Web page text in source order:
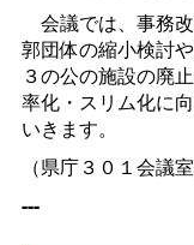
会議では、事務
郭団体の縮小検討
３の公の施設の廃
率化・スリム化に
いきます。
（県庁３０１会議室
---